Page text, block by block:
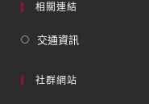
相關連結
交通資訊
社群網站